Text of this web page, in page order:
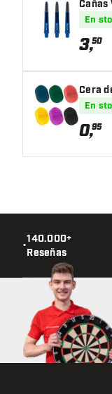
Cañas
En
3,50
Cera
En
0,95
•
140.000+
Reseñas